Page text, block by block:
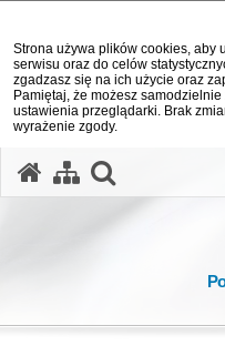
Strona używa plików cookies, aby
serwisu oraz do celów
zgadzasz się na ich użycie oraz
Pamiętaj, że możesz
ustawienia przeglądarki. Brak
wyrażenie zgody.